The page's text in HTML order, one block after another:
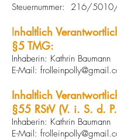
Steuernummer: 216/
Inhaltlich
§5 TMG:
Inhaberin: Kathrin Baumann
E-Mail:
Inhaltlich
§55 RStV (V. i. S. d.
Inhaberin: Kathrin Baumann
E-Mail: